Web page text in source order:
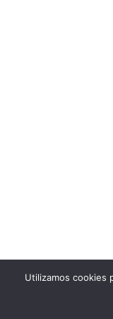
Utilizamos cookies